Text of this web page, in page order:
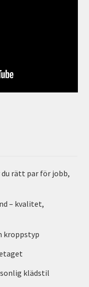
du rätt par för jobb,
– kvalitet,
kroppstyp
klädstil